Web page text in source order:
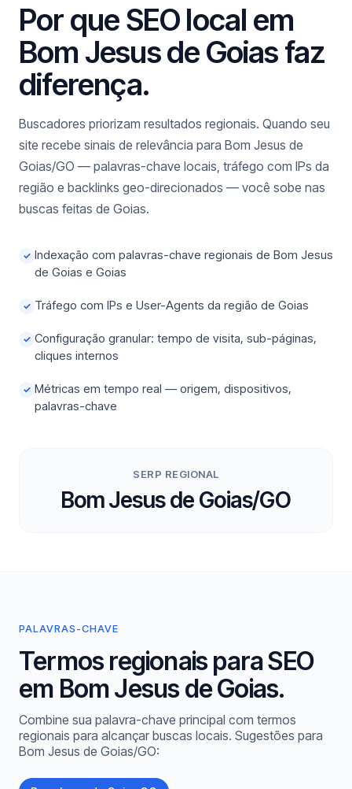
Por que SEO local em
Bom Jesus de Goias faz
diferença.
Buscadores priorizam resultados regionais. Quando seu
site recebe sinais de relevância para Bom Jesus de
Goias/GO — palavras-chave locais, tráfego com IPs da
região e backlinks geo-direcionados — você sobe nas
buscas feitas de Goias.
✓ Indexação com palavras-chave regionais de Bom Jesus
de Goias e Goias
✓ Tráfego com IPs e User-Agents da região de Goias
✓ Configuração granular: tempo de visita, sub-páginas,
cliques internos
✓ Métricas em tempo real — origem, dispositivos,
palavras-chave
SERP REGIONAL
Bom Jesus de Goias/GO
PALAVRAS-CHAVE
Termos regionais para SEO
em Bom Jesus de Goias.
Combine sua palavra-chave principal com termos
regionais para alcançar buscas locais. Sugestões para
Bom Jesus de Goias/GO: